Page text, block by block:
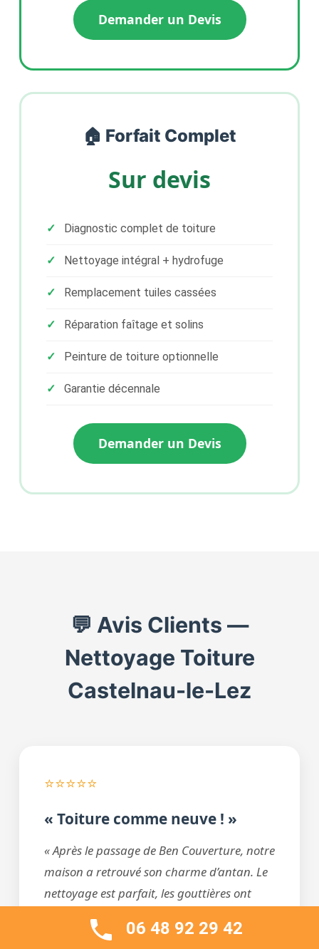
Demander un Devis
🏠 Forfait Complet
Sur devis
Diagnostic complet de toiture
Nettoyage intégral + hydrofuge
Remplacement tuiles cassées
Réparation faîtage et solins
Peinture de toiture optionnelle
Garantie décennale
Demander un Devis
💬 Avis Clients —
Nettoyage Toiture
Castelnau-le-Lez
⭐⭐⭐⭐⭐
« Toiture comme neuve ! »
« Après le passage de Ben Couverture, notre
maison a retrouvé son charme d’antan. Le
nettoyage est parfait, les gouttières ont
très respectueuse. »06 48 92 29 42